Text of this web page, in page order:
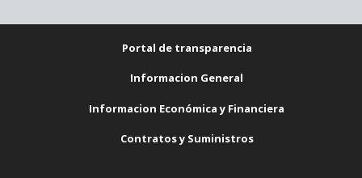
Portal de transparencia
Informacion General
Informacion Económica y Financiera
Contratos y Suministros